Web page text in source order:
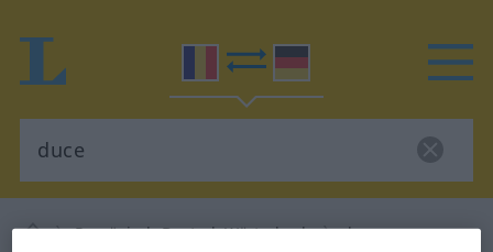
Rumänisch-Deutsch Wörterbuch duce